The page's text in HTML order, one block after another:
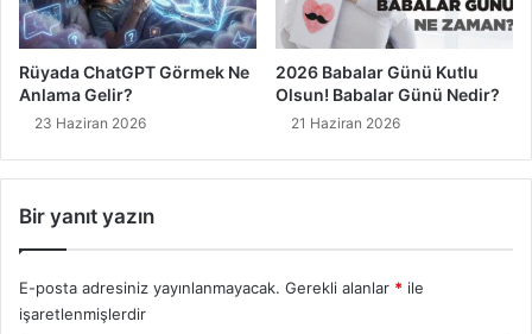
Rüyada ChatGPT Görmek Ne
Anlama Gelir?
23 Haziran 2026
2026 Babalar Günü Kutlu
Olsun! Babalar Günü Nedir?
21 Haziran 2026
Bir yanıt yazın
E-posta adresiniz yayınlanmayacak. Gerekli alanlar * ile
işaretlenmişlerdir